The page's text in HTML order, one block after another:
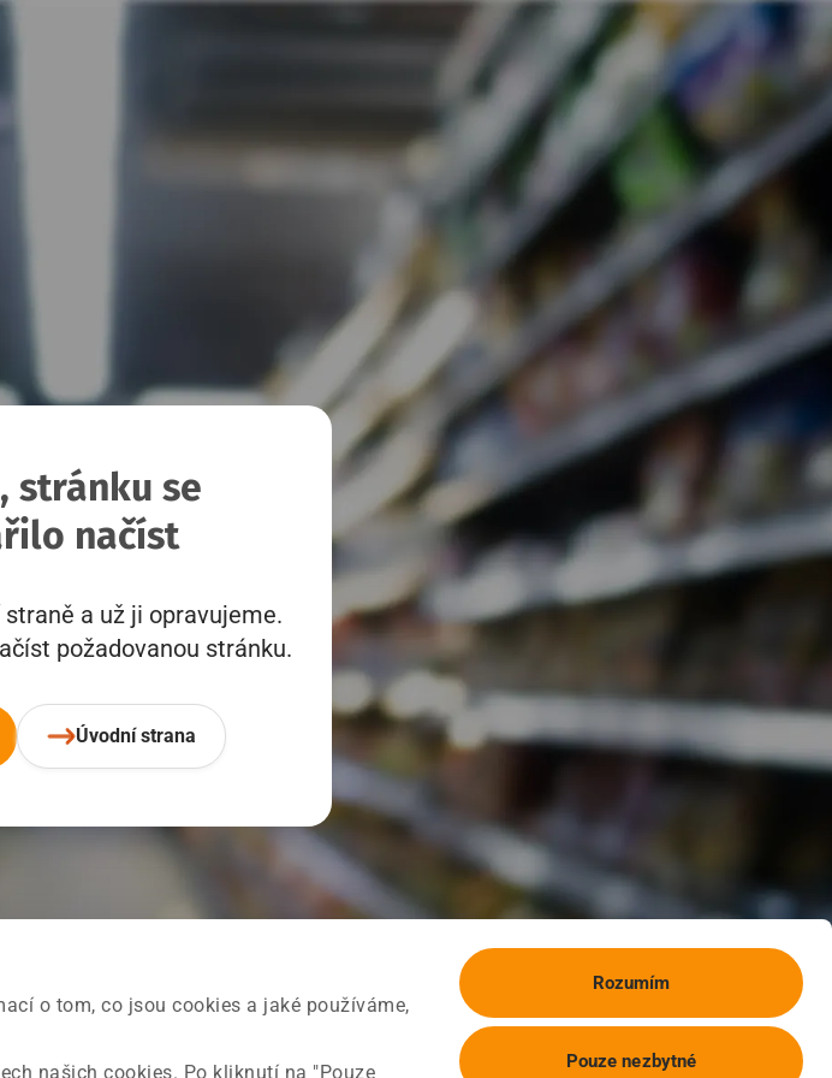
o tom, co jsou cookies a jaké používáme,
našich cookies. Po kliknutí na "Pouze
Rozumím
Pouze nezbytné
stránku se
načíst
a už ji opravujeme.
požadovanou stránku.
Úvodní strana